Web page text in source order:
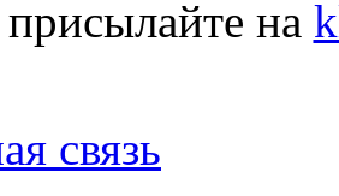
присылайте на
связь